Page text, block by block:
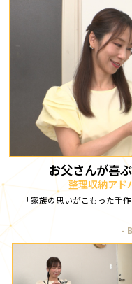
お父さんが喜
整理収納アド
「家族の思いがこもった手